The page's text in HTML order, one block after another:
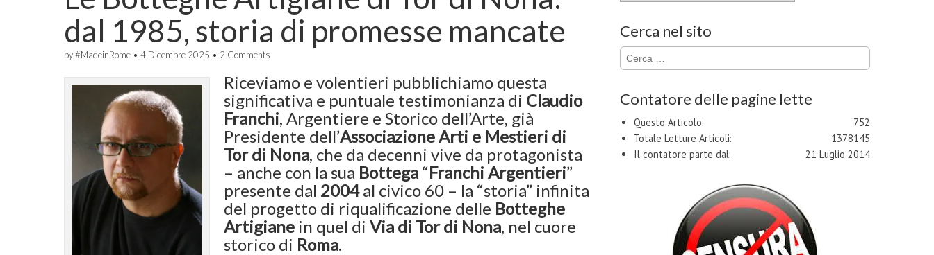
dal 1985, storia di promesse mancate
by#MadeinRome • 4 Dicembre 2025 • 2 Comments
Riceviamo e volentieri pubblichiamo questa
significativa e puntuale testimonianza di Claudio
Franchi, Argentiere e Storico dell’Arte, già
Presidente dell’Associazione Arti e Mestieri di
Tor di Nona, che da decenni vive da protagonista
– anche con la sua Bottega “Franchi Argentieri”
presente dal 2004al civico 60 – la “storia” infinita
del progetto di riqualificazione delle Botteghe
Artigiane in quel di Via di Tor di Nona, nel cuore
storico di Roma.
Cerca nel sito
Ricerca
per:
Contatore delle pagine lette
752
Questo Articolo:
1378145
Totale Letture Articoli:
21 Luglio 2014
Il contatore parte dal: